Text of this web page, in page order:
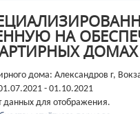
НА
ДОМАХ
дома: Александров г,
- 01.10.2021
данных для отображения.